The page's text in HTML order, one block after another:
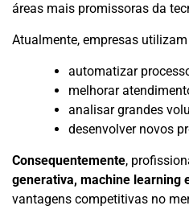
áreas mais promissoras da
Atualmente, empresas utilizam
automatizar
melhorar
analisar grandes
desenvolver novos
Consequentemente,
generativa, machine learning
vantagens competitivas no